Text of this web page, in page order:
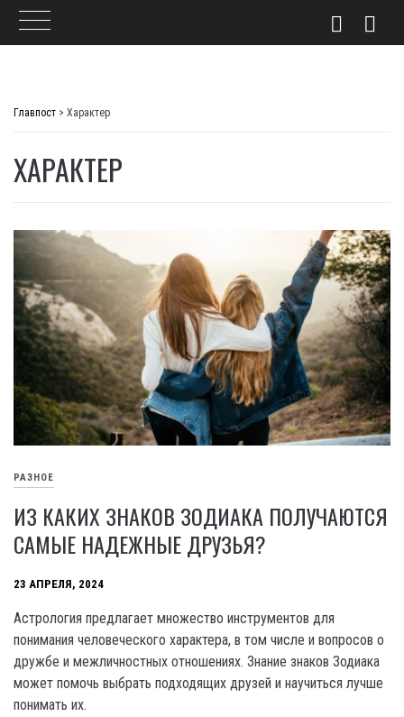
Главпост > Характер
ХАРАКТЕР
РАЗНОЕ
ИЗ КАКИХ ЗНАКОВ ЗОДИАКА ПОЛУЧАЮТСЯ
САМЫЕ НАДЕЖНЫЕ ДРУЗЬЯ?
23 АПРЕЛЯ, 2024
Астрология предлагает множество инструментов для
понимания человеческого характера, в том числе и вопросов о
дружбе и межличностных отношениях. Знание знаков Зодиака
может помочь выбрать подходящих друзей и научиться лучше
понимать их.